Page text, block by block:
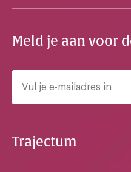
Meld je aan voor
Trajectum